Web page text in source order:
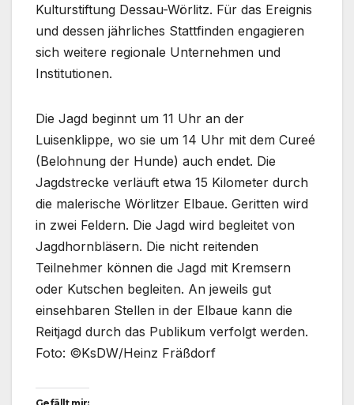
Kulturstiftung Dessau-Wörlitz. Für das Ereignis
und dessen jährliches Stattfinden engagieren
sich weitere regionale Unternehmen und
Institutionen.
Die Jagd beginnt um 11 Uhr an der
Luisenklippe, wo sie um 14 Uhr mit dem Cureé
(Belohnung der Hunde) auch endet. Die
Jagdstrecke verläuft etwa 15 Kilometer durch
die malerische Wörlitzer Elbaue. Geritten wird
in zwei Feldern. Die Jagd wird begleitet von
Jagdhornbläsern. Die nicht reitenden
Teilnehmer können die Jagd mit Kremsern
oder Kutschen begleiten. An jeweils gut
einsehbaren Stellen in der Elbaue kann die
Reitjagd durch das Publikum verfolgt werden.
Foto: ©KsDW/Heinz Fräßdorf